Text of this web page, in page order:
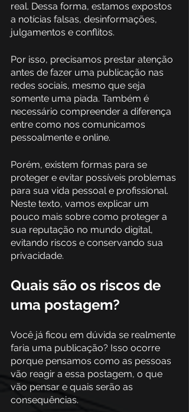
real. Dessa forma, estamos expostos
a notícias falsas, desinformações,
julgamentos e conflitos.
Por isso, precisamos prestar atenção
antes de fazer uma publicação nas
redes sociais, mesmo que seja
somente uma piada. Também é
necessário compreender a diferença
entre como nos comunicamos
pessoalmente e online.
Porém, existem formas para se
proteger e evitar possíveis problemas
para sua vida pessoal e profissional.
Neste texto, vamos explicar um
pouco mais sobre como proteger a
sua reputação no mundo digital,
evitando riscos e conservando sua
privacidade.
Quais são os riscos de
uma postagem?
Você já ficou em dúvida se realmente
faria uma publicação? Isso ocorre
porque pensamos como as pessoas
vão reagir a essa postagem, o que
vão pensar e quais serão as
consequências.